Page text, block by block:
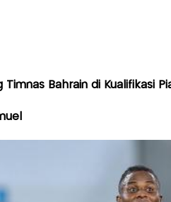
Timnas Bahrain di Kualifikasi